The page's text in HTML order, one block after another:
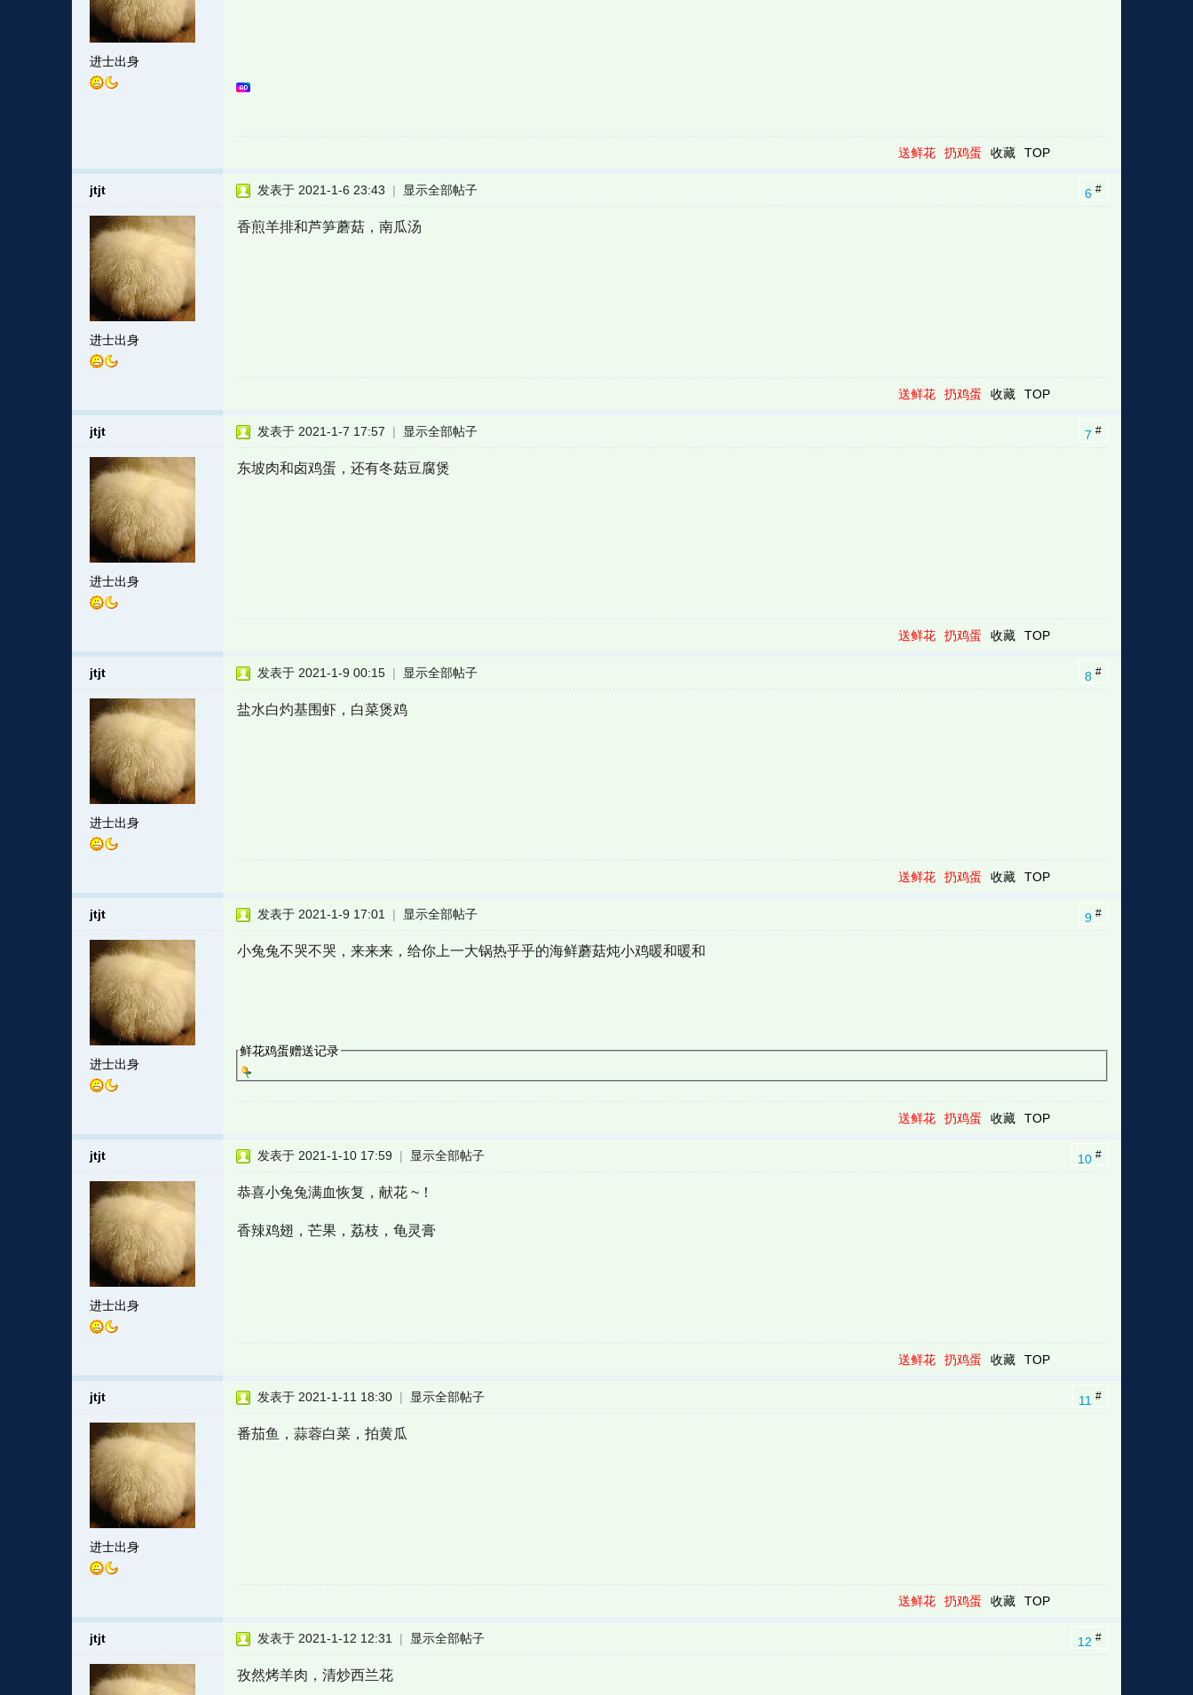
进士出身
送鲜花 扔鸡蛋 收藏 TOP
jtjt
进士出身
6 #
发表于 2021-1-6 23:43 | 显示全部帖子
香煎羊排和芦笋蘑菇，南瓜汤
送鲜花 扔鸡蛋 收藏 TOP
jtjt
进士出身
7 #
发表于 2021-1-7 17:57 | 显示全部帖子
东坡肉和卤鸡蛋，还有冬菇豆腐煲
送鲜花 扔鸡蛋 收藏 TOP
jtjt
进士出身
8 #
发表于 2021-1-9 00:15 | 显示全部帖子
盐水白灼基围虾，白菜煲鸡
送鲜花 扔鸡蛋 收藏 TOP
jtjt
进士出身
9 #
发表于 2021-1-9 17:01 | 显示全部帖子
小兔兔不哭不哭，来来来，给你上一大锅热乎乎的海鲜蘑菇炖小鸡暖和暖和
鲜花鸡蛋赠送记录
送鲜花 扔鸡蛋 收藏 TOP
jtjt
进士出身
10 #
发表于 2021-1-10 17:59 | 显示全部帖子
恭喜小兔兔满血恢复，献花 ~！
香辣鸡翅，芒果，荔枝，龟灵膏
送鲜花 扔鸡蛋 收藏 TOP
jtjt
进士出身
11 #
发表于 2021-1-11 18:30 | 显示全部帖子
番茄鱼，蒜蓉白菜，拍黄瓜
送鲜花 扔鸡蛋 收藏 TOP
jtjt 12 #
发表于 2021-1-12 12:31 | 显示全部帖子
孜然烤羊肉，清炒西兰花